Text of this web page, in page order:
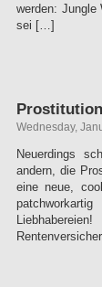
werden: Jungle
sei […]
Wednesday,
Neuerdings
andern, die
eine neue,